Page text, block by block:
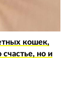
кошек,
но и